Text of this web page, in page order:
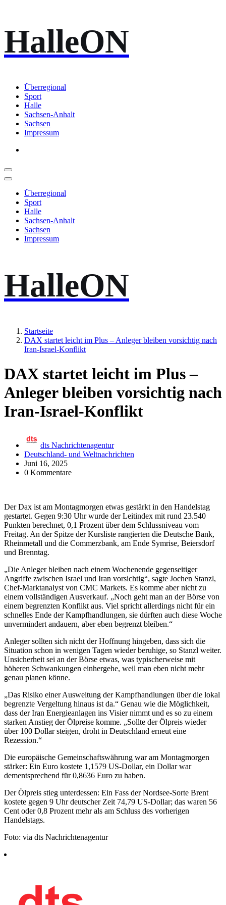
Inhalt
springen
HalleON
Überregional
Sport
Halle
Sachsen-Anhalt
Sachsen
Impressum
Überregional
Sport
Halle
Sachsen-Anhalt
Sachsen
Impressum
HalleON
Startseite
DAX startet leicht im Plus – Anleger bleiben vorsichtig nach
Iran-Israel-Konflikt
DAX startet leicht im Plus –
Anleger bleiben vorsichtig nach
Iran-Israel-Konflikt
dts Nachrichtenagentur
Deutschland- und Weltnachrichten
Juni 16, 2025
0 Kommentare
Der Dax ist am Montagmorgen etwas gestärkt in den Handelstag
gestartet. Gegen 9:30 Uhr wurde der Leitindex mit rund 23.540
Punkten berechnet, 0,1 Prozent über dem Schlussniveau vom
Freitag. An der Spitze der Kursliste rangierten die Deutsche Bank,
Rheinmetall und die Commerzbank, am Ende Symrise, Beiersdorf
und Brenntag.
„Die Anleger bleiben nach einem Wochenende gegenseitiger
Angriffe zwischen Israel und Iran vorsichtig“, sagte Jochen Stanzl,
Chef-Marktanalyst von CMC Markets. Es komme aber nicht zu
einem vollständigen Ausverkauf. „Noch geht man an der Börse von
einem begrenzten Konflikt aus. Viel spricht allerdings nicht für ein
schnelles Ende der Kampfhandlungen, sie dürften auch diese Woche
unvermindert andauern, aber eben begrenzt bleiben.“
Anleger sollten sich nicht der Hoffnung hingeben, dass sich die
Situation schon in wenigen Tagen wieder beruhige, so Stanzl weiter.
Unsicherheit sei an der Börse etwas, was typischerweise mit
höheren Schwankungen einhergehe, weil man eben nicht mehr
genau planen könne.
„Das Risiko einer Ausweitung der Kampfhandlungen über die lokal
begrenzte Vergeltung hinaus ist da.“ Genau wie die Möglichkeit,
dass der Iran Energieanlagen ins Visier nimmt und es so zu einem
starken Anstieg der Ölpreise komme. „Sollte der Ölpreis wieder
über 100 Dollar steigen, droht in Deutschland erneut eine
Rezession.“
Die europäische Gemeinschaftswährung war am Montagmorgen
stärker: Ein Euro kostete 1,1579 US-Dollar, ein Dollar war
dementsprechend für 0,8636 Euro zu haben.
Der Ölpreis stieg unterdessen: Ein Fass der Nordsee-Sorte Brent
kostete gegen 9 Uhr deutscher Zeit 74,79 US-Dollar; das waren 56
Cent oder 0,8 Prozent mehr als am Schluss des vorherigen
Handelstags.
Foto: via dts Nachrichtenagentur